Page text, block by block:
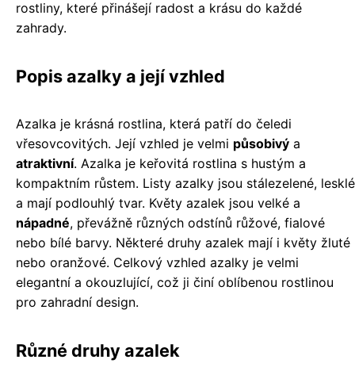
rostliny, které přinášejí radost a krásu do každé
zahrady.
Popis azalky a její vzhled
Azalka je krásná rostlina, která patří do čeledi
vřesovcovitých. Její vzhled je velmi působivý a
atraktivní. Azalka je keřovitá rostlina s hustým a
kompaktním růstem. Listy azalky jsou stálezelené, lesklé
a mají podlouhlý tvar. Květy azalek jsou velké a
nápadné, převážně různých odstínů růžové, fialové
nebo bílé barvy. Některé druhy azalek mají i květy žluté
nebo oranžové. Celkový vzhled azalky je velmi
elegantní a okouzlující, což ji činí oblíbenou rostlinou
pro zahradní design.
Různé druhy azalek